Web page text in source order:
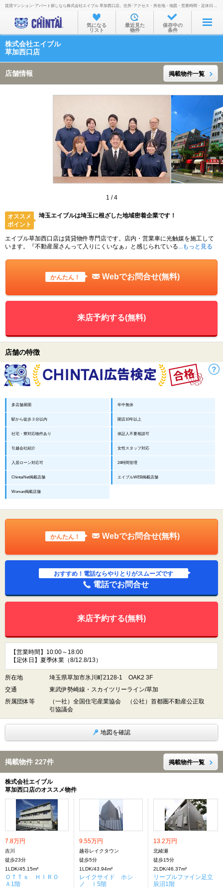
お部屋を探す
沿線・駅から
通勤通学時間から
不動産会社から
TOP
賃貸マンション･アパート探しなら株式会社エイブル 草加西口店。住所･アクセス・所在地・地図・営業時間・定休日・電話番号などを掲載。
気になる
リスト
最近見た
物件
保存中の
条件
株式会社エイブル
草加西口店
店舗情報 掲載物件一覧
1 /4
オススメ
ポイント
埼玉エイブルは埼玉に根ざした地域密着企業です！
エイブル草加西口店は賃貸物件専門店です。店内・営業車に光触媒を施工して
います。『不動産屋さんって入りにくいなぁ』と感じられている ...もっと見る
かんたん！ Webでお問合せ(無料)
来店予約する(無料)
店舗の特徴
多店舗展開 年中無休
駅から徒歩３分以内 開店10年以上
社宅・寮対応物件あり 保証人不要相談可
引越会社紹介 女性スタッフ対応
入居ローン対応可 24時間管理
ChintaiNet掲載店舗 エイブルWEB掲載店舗
Woman掲載店舗
かんたん！ Webでお問合せ(無料)
おすすめ！電話ならやりとりがスムーズです
電話でお問合せ
来店予約する(無料)
【営業時間】10:00～18:00
【定休日】夏季休業（8/12.8/13）
所在地
埼玉県草加市氷川町2128-1 OAK2 3F
交通
東武伊勢崎線・スカイツリーライン/草加
所属団体等
（一社）全国住宅産業協会 （公社）首都圏不動産公正取
引協議会
地図を確認
掲載物件 227件 掲載物件一覧
株式会社エイブル
草加西口店のオススメ物件
7.8万円
吉川
徒歩23分
1LDK/45.15m²
ＯＴＴｓ ＨＩＲＯ
Ａ1階
9.55万円
越谷レイクタウン
徒歩5分
1LDK/43.94m²
レイクサイド ホシ
ノ Ⅰ5階
13.2万円
北綾瀬
徒歩15分
2LDK/46.37m²
リーブルファイン足立
辰沼1階